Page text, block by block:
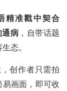
精准戳中契合
通病 ，自带话题
态。
创作者只需拍
易画面，即可收